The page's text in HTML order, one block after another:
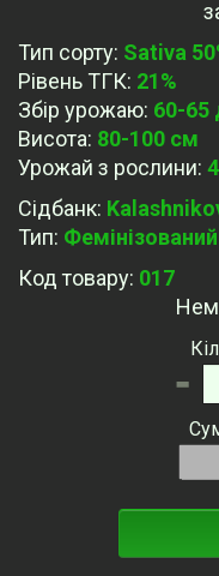
Тип сорту: Sativa
Рівень ТГК: 21%
Збір урожаю: 60-65
Висота: 80-100 см
Урожай з рослини:
Сідбанк:
Тип: Фемінізований
Код товару: 017
-